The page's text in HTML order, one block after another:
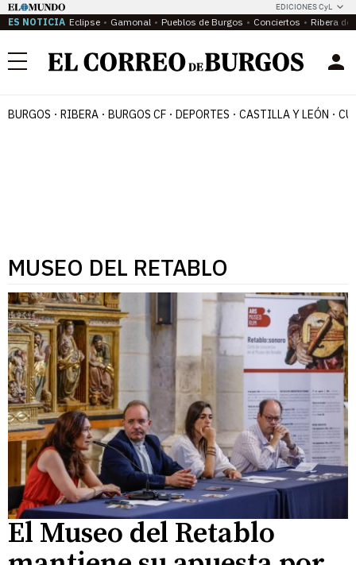
EDICIONES CyL
ES NOTICIA Eclipse Gamonal Pueblos de Burgos Conciertos Ribera del
Menú
BURGOS RIBERA BURGOS CF DEPORTES CASTILLA Y LEÓN
MUSEO DEL RETABLO
El Museo del Retablo